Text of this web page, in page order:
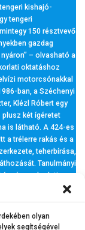
olyan
segítségével
kishajó-
tengeri
150 résztvevő
gazdag
– olvasható a
oktatáshoz
motorcsónakkal
ban, a Széchenyi
Klézl Róbert egy
két ígéretet
is látható. A 424-es
a trélerre rakás és a
teherbírása,
Tanulmányi
gyakorlati
elő a balatoni
úsztatását.
kerülésének. A